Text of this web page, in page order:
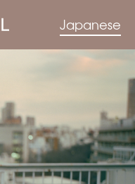
Japanese